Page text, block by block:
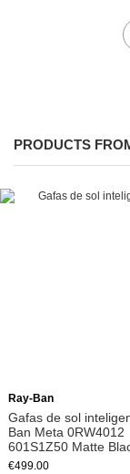
PRODUCTS
Ray-Ban
Gafas de sol
Ban Meta 0RW4012
601S1Z50 Matte
€499.00